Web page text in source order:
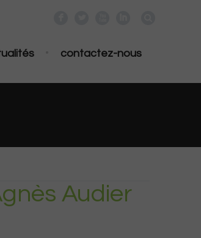
contactez-nous
Audier